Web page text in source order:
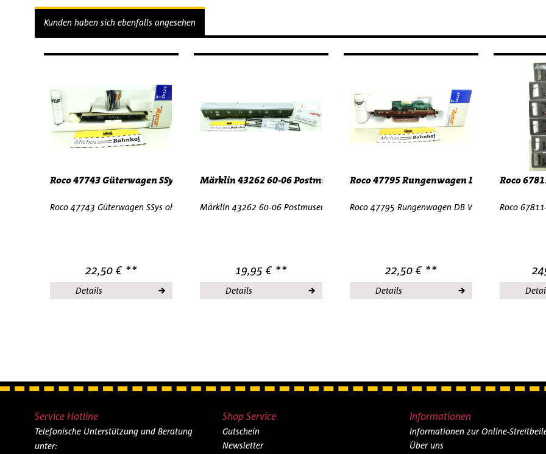
Kunden haben sich ebenfalls angesehen
Roco 47743 Güterwagen SSys ohne Ladung H0 1:87...
Roco 47743 Güterwagen SSys ohne Ladung H0 1:87
22,50 € **
Details
Märklin 43262 60-06 Postmuseumswagen 2002 H0...
Märklin 43262 60-06 Postmuseumswagen 2002 H0 1:87 OVP
19,95 € **
Details
Roco 47795 Rungenwagen DB Wiking
Roco 47795 Rungenwagen DB Wiking
22,50 € **
Details
Roco
Roco
Service Hotline
Telefonische Unterstützung und Beratung
unter:
Shop Service
Gutschein
Newsletter
Informationen
Informationen zur Online-
Über uns